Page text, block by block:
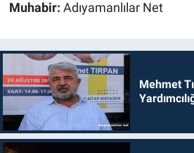
Muhabir: Adıyamanlılar Net
Mehmet